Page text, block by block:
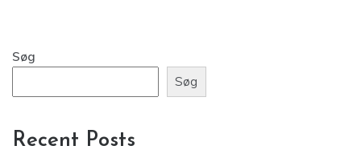
Søg
Søg
Recent Posts